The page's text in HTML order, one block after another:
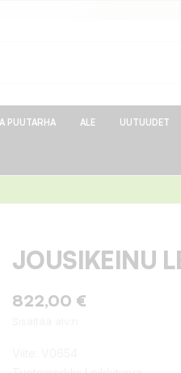
PUUTARHA ALE UUTUUDET
JOUSIKEINU
822,00 €